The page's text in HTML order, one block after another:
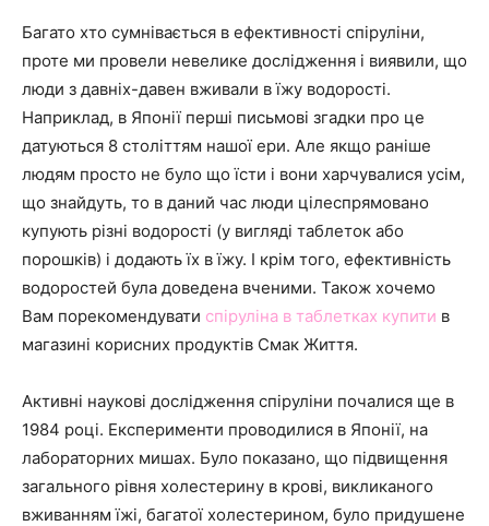
Багато хто сумнівається в ефективності спіруліни,
проте ми провели невелике дослідження і виявили, що
люди з давніх-давен вживали в їжу водорості.
Наприклад, в Японії перші письмові згадки про це
датуються 8 століттям нашої ери. Але якщо раніше
людям просто не було що їсти і вони харчувалися усім,
що знайдуть, то в даний час люди цілеспрямовано
купують різні водорості (у вигляді таблеток або
порошків) і додають їх в їжу. І крім того, ефективність
водоростей була доведена вченими. Також хочемо
Вам порекомендувати спіруліна в таблетках купити в
магазині корисних продуктів Смак Життя.
Активні наукові дослідження спіруліни почалися ще в
1984 році. Експерименти проводилися в Японії, на
лабораторних мишах. Було показано, що підвищення
загального рівня холестерину в крові, викликаного
вживанням їжі, багатої холестерином, було придушене